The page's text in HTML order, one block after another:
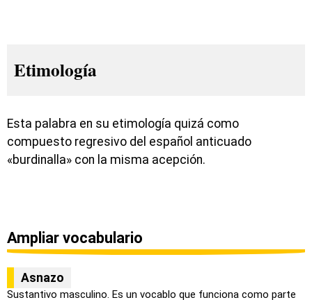
Etimología
Esta palabra en su etimología quizá como
compuesto regresivo del español anticuado
«burdinalla» con la misma acepción.
Ampliar vocabulario
Asnazo
Sustantivo masculino. Es un vocablo que funciona como parte